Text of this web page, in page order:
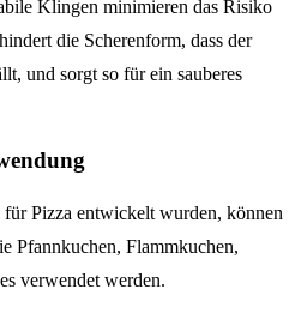
Klingen minimieren das Risiko
die Scherenform, dass der
und sorgt so für ein sauberes
Pizza entwickelt wurden, können
Pfannkuchen, Flammkuchen,
verwendet werden.